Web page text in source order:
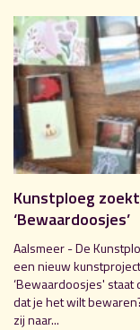
Kunstploeg
‘Bewaardoosjes’
Aalsmeer - De
een nieuw
‘Bewaardoosjes' staat
dat je het wilt
zij naar...